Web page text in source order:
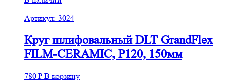
Артикул: 3024
Круг шлифовальный DLT GrandFlex
FILM-CERAMIC, P120, 150мм
780 ₽ В корзину